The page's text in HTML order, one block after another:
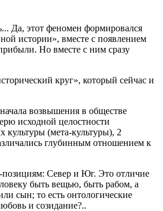
Да, этот феномен формировался
истории», вместе с появлением
Но вместе с ним сразу
круг», который сейчас и
возвышения в обществе
исходной целостности
(мета-культуры), 2
глубинным отношением к
позициям: Север и Юг. Это отличие
быть вещью, быть рабом, а
сын; то есть онтологические
и созидание?..